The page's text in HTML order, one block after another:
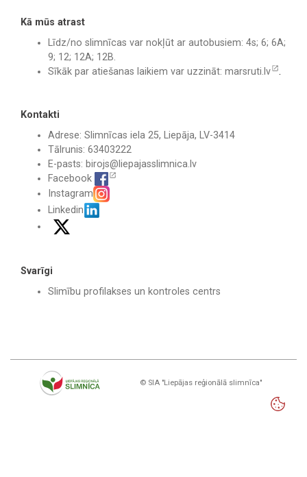
Kā mūs atrast
Līdz/no slimnīcas var nokļūt ar autobusiem: 4s; 6; 6A;
9; 12; 12A; 12B.
Sīkāk par atiešanas laikiem var uzzināt: marsruti.lv .
Kontakti
Adrese: Slimnīcas iela 25, Liepāja, LV-3414
Tālrunis: 63403222
E-pasts: birojs@liepajasslimnica.lv
Facebook
Instagram
Linkedin
Svarīgi
Slimību profilakses un kontroles centrs
© SIA "Liepājas reģionālā slimnīca"